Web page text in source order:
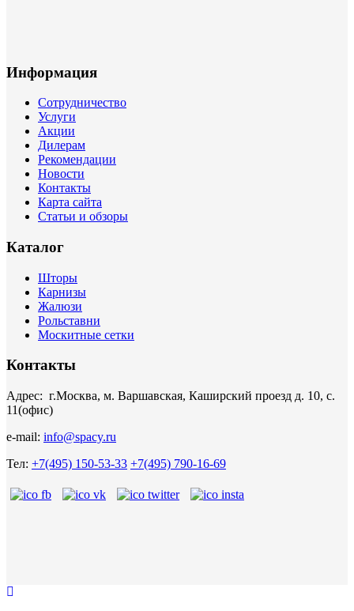
Информация
Сотрудничество
Услуги
Акции
Дилерам
Рекомендации
Новости
Контакты
Карта сайта
Статьи и обзоры
Каталог
Шторы
Карнизы
Жалюзи
Рольставни
Москитные сетки
Контакты
Адрес: г.Москва, м. Варшавская, Каширский проезд д. 10, с.
11(офис)
e-mail: info@spacy.ru
Тел: +7(495) 150-53-33 +7(495) 790-16-69